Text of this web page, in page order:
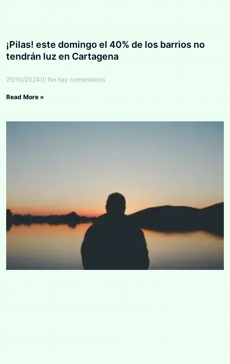
¡Pilas! este domingo el 40% de los barrios no
tendrán luz en Cartagena
25/10/2024 No hay comentarios
Read More »